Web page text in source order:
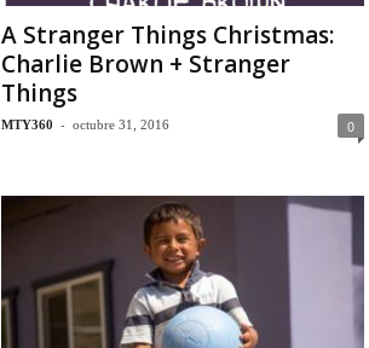
A Stranger Things Christmas:
Charlie Brown + Stranger
Things
MTY360 - octubre 31, 2016 0